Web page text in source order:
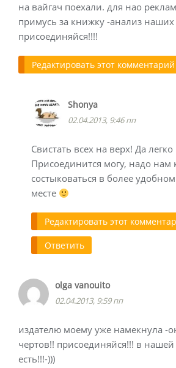
на вайгач поехали. для нао
примусь за книжку -анализ наших
присоединяйся!!!!
Редактировать этот комментарий
Shonya
02.04.2013, 9:46 пп
Свистать всех на верх! Да легко
Присоединится могу, надо нам
состыковаться в более
месте
Редактировать этот
Ответить
olga vanouito
02.04.2013, 9:59 пп
издателю моему уже намекнула -
чертов!! присоединяйся!!! в
есть!!!-)))